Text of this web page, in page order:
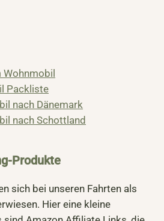
Packliste
nach Dänemark
nach Schottland
Produkte
sich bei unseren Fahrten als
Hier eine kleine